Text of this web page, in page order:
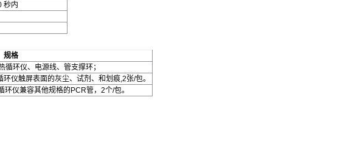
秒内
规格
循环仪、电源线、管支撑环；
仪触屏表面的灰尘、试剂、和划痕,2张/包。
仪兼容其他规格的PCR管，2个/包。